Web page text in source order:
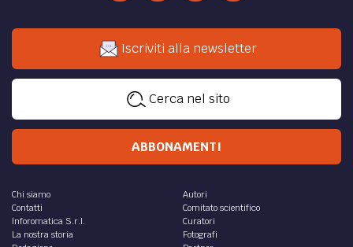
Iscriviti alla newsletter
Cerca nel sito
ABBONAMENTI
Chi siamo
Contatti
Inforomatica S.r.l.
La nostra storia
Autori
Comitato scientifico
Curatori
Fotografi